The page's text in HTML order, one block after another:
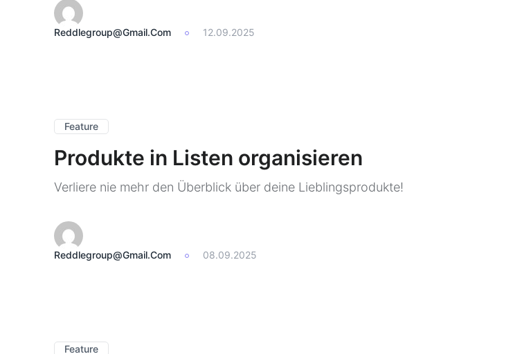
Reddlegroup@gmail.com 12.09.2025
Feature
Produkte in Listen organisieren
Verliere nie mehr den Überblick über deine Lieblingsprodukte!
Reddlegroup@gmail.com 08.09.2025
Feature